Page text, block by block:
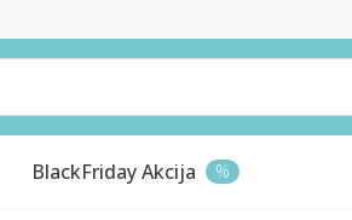
BlackFriday Akcija %